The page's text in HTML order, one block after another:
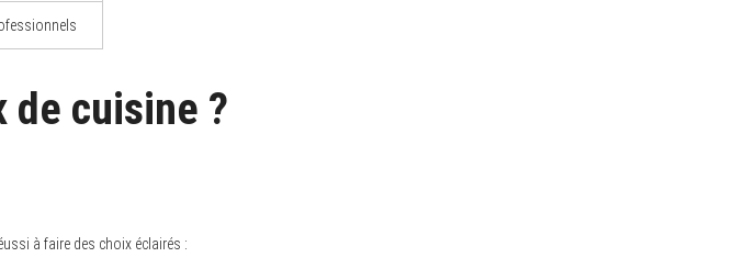
de cuisine ?
à faire des choix éclairés :